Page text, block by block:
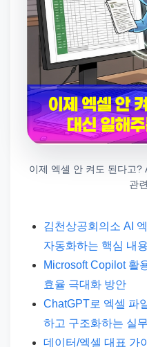
이제 엑셀 안 켜도 된다고?
관
김천상공회의소 AI
자동화하는 핵심 내용
Microsoft Copilot 활
효율 극대화 방안
ChatGPT로 엑셀 파
하고 구조화하는 실
데이터/엑셀 대표 가